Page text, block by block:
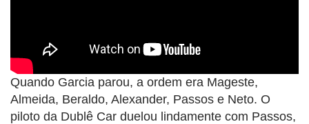
Quando Garcia parou, a ordem era Mageste,
Almeida, Beraldo, Alexander, Passos e Neto. O
piloto da Dublê Car duelou lindamente com Passos,